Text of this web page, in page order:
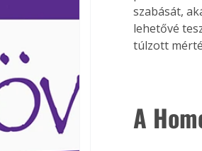
Ezermester
Laptapir kényelmes
mert: – t
szabását,
lehetővé
túlzott
A